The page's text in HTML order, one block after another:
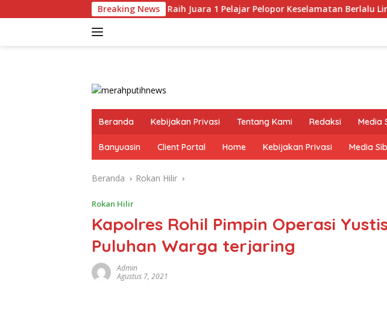
ke
Breaking News
Siswa MAN 1 Banyuasin Raih Juara 1 Pelajar Pelopor Keselamatan Berlalu Lintas
Beranda Kebijakan Privasi Tentang Kami Redaksi Media
Banyuasin Client Portal Home Kebijakan Privasi Media
Beranda Rokan Hilir
Rokan Hilir
Kapolres Rohil Pimpin Operasi
Puluhan Warga terjaring
Admin
Agustus 7, 2021